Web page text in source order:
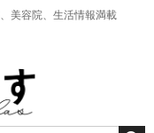
美容院、生活情報満載